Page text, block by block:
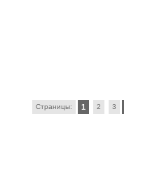
Страницы: 1 2 3